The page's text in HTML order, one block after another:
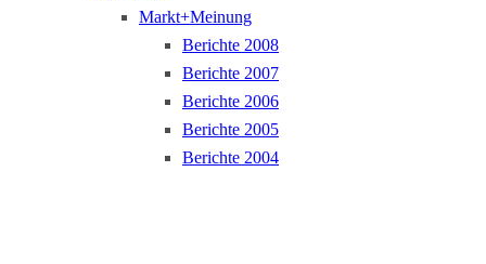
Markt+Meinung
Berichte 2008
Berichte 2007
Berichte 2006
Berichte 2005
Berichte 2004